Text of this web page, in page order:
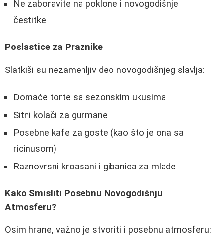
Ne zaboravite na poklone i novogodišnje
čestitke
Poslastice za Praznike
Slatkiši su nezamenljiv deo novogodišnjeg slavlja:
Domaće torte sa sezonskim ukusima
Sitni kolači za gurmane
Posebne kafe za goste (kao što je ona sa
ricinusom)
Raznovrsni kroasani i gibanica za mlade
Kako Smisliti Posebnu Novogodišnju
Atmosferu?
Osim hrane, važno je stvoriti i posebnu atmosferu: